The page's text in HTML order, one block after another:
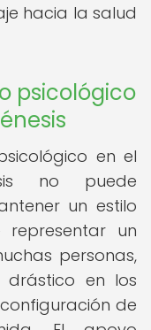
hacia la salud
psicológico
en el
no puede
un estilo
un
personas,
en los
de